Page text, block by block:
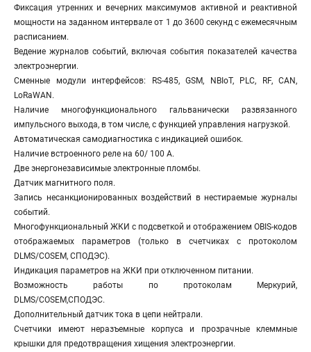
Фиксация утренних и вечерних максимумов активной и реактивной
мощности на заданном интервале от 1 до 3600 секунд с ежемесячным
расписанием.
Ведение журналов событий, включая события показателей качества
электроэнергии.
Сменные модули интерфейсов: RS-485, GSM, NBIoT, PLC, RF, CAN,
LoRaWAN.
Наличие многофункционального гальванически развязанного
импульсного выхода, в том числе, с функцией управления нагрузкой.
Автоматическая самодиагностика с индикацией ошибок.
Наличие встроенного реле на 60/ 100 А.
Две энергонезависимые электронные пломбы.
Датчик магнитного поля.
Запись несанкционированных воздействий в нестираемые журналы
событий.
Многофункциональный ЖКИ c подсветкой и отображением OBIS-кодов
отображаемых параметров (только в счетчиках с протоколом
DLMS/COSEM, СПОДЭС).
Индикация параметров на ЖКИ при отключенном питании.
Возможность работы по протоколам Меркурий,
DLMS/COSEM,СПОДЭС.
Дополнительный датчик тока в цепи нейтрали.
Счетчики имеют неразъемные корпуса и прозрачные клеммные
крышки для предотвращения хищения электроэнергии.